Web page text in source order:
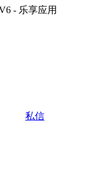
私信